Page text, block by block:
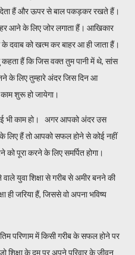
हैं और ऊपर से बाल पकड़कर रखते हैं।
आने के लिए जोर लगाता हैं। आखिकार
दवाब को खत्म कर बाहर आ ही जाता हैं।
हैं कि जिस वक्त तुम पानी में थे, सांस
के लिए तुम्हारे अंदर जिस दिन आ
शुरू हो जायेगा।
भी काम हो। अगर आपको अंदर उस
हैं तो आपको सफल होने से कोई नहीं
पूरा करने के लिए समर्पित होगा।
युवा शिक्षा से गरीब से अमीर बनने की
ही जरिया हैं, जिससे वो अपना भविष्य
परिणाम में किसी गरीब के सफल होने पर
शिक्षा के दम पर अपने परिवार के जीवन